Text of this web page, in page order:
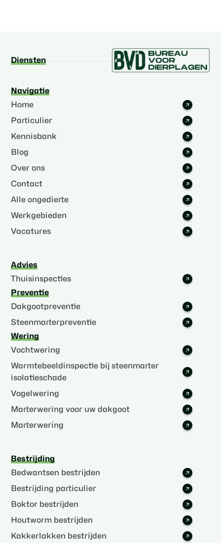
Diensten
Navigatie
Home
Particulier
Kennisbank
Blog
Over ons
Contact
Alle ongedierte
Werkgebieden
Vacatures
Advies
Thuisinspecties
Preventie
Dakgootpreventie
Steenmarterpreventie
Wering
Vochtwering
Warmtebeeldinspectie bij steenmarter
isolatieschade
Vogelwering
Marterwering voor uw dakgoot
Marterwering
Bestrijding
Bedwantsen bestrijden
Bestrijding particulier
Boktor bestrijden
Houtworm bestrijden
Kakkerlakken bestrijden